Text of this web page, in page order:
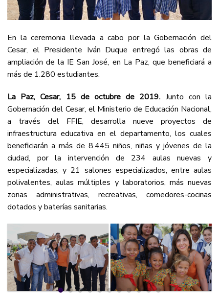
En la ceremonia llevada a cabo por la Gobernación del
Cesar, el Presidente Iván Duque entregó las obras de
ampliación de la IE San José, en La Paz, que beneficiará a
más de 1.280 estudiantes.
La Paz, Cesar, 15 de octubre de 2019. Junto con la
Gobernación del Cesar, el Ministerio de Educación Nacional,
a través del FFIE, desarrolla nueve proyectos de
infraestructura educativa en el departamento, los cuales
beneficiarán a más de 8.445 niños, niñas y jóvenes de la
ciudad, por la intervención de 234 aulas nuevas y
especializadas, y 21 salones especializados, entre aulas
polivalentes, aulas múltiples y laboratorios, más nuevas
zonas administrativas, recreativas, comedores-cocinas
dotados y baterías sanitarias.